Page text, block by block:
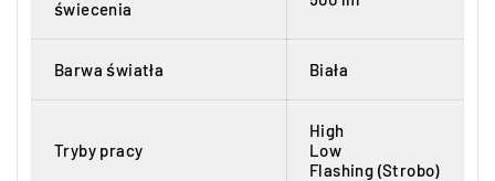
świecenia
Barwa światła Biała
Tryby pracy
High
Low
Flashing (Strobo)